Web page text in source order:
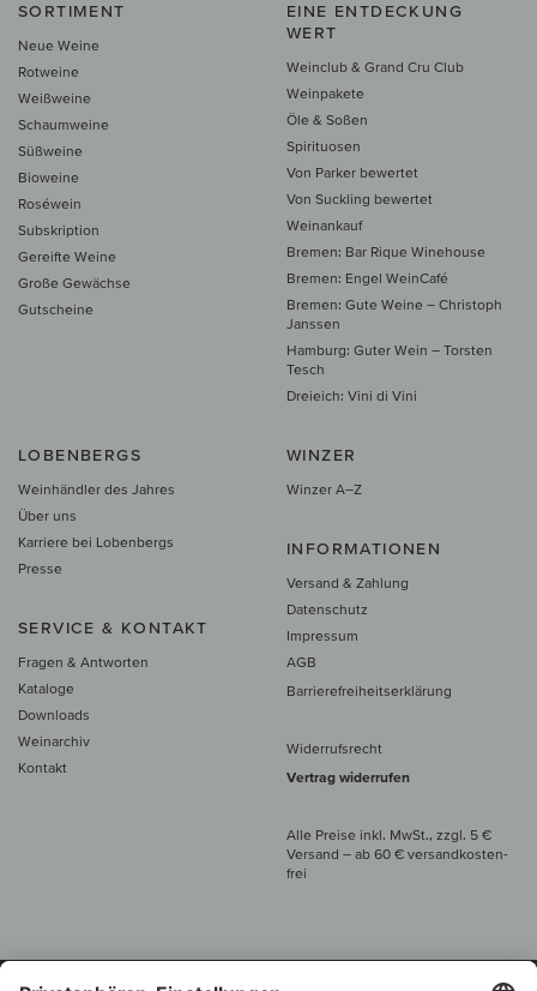
SORTIMENT
Neue Weine
Rotweine
Weißweine
Schaumweine
Süßweine
Bioweine
Roséwein
Subskription
Gereifte Weine
Große Gewächse
Gutscheine
EINE ENTDECKUNG
WERT
Weinclub & Grand Cru Club
Weinpakete
Öle & Soßen
Spirituosen
Von Parker bewertet
Von Suckling bewertet
Weinankauf
Bremen: Bar Rique Winehouse
Bremen: Engel WeinCafé
Bremen: Gute Weine – Christoph
Janssen
Hamburg: Guter Wein – Torsten
Tesch
Dreieich: Vini di Vini
LOBENBERGS
Weinhändler des Jahres
Über uns
Karriere bei Lobenbergs
Presse
SERVICE & KONTAKT
Fragen & Antworten
Kataloge
Downloads
Weinarchiv
Kontakt
WINZER
Winzer A–Z
INFORMATIONEN
Versand & Zahlung
Datenschutz
Impressum
AGB
Barrierefreiheitserklärung
Widerrufsrecht
Vertrag widerrufen
Alle Preise inkl. MwSt., zzgl. 5 €
Versand – ab 60 € versand­kosten­
frei